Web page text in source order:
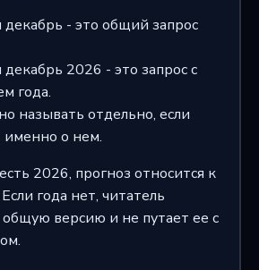
декабрь - это общий запрос
2026 - это запрос с
года.
называть отдельно, если
именно о нем.
2026, прогноз относится к
года нет, читатель
общую версию и не путает ее с